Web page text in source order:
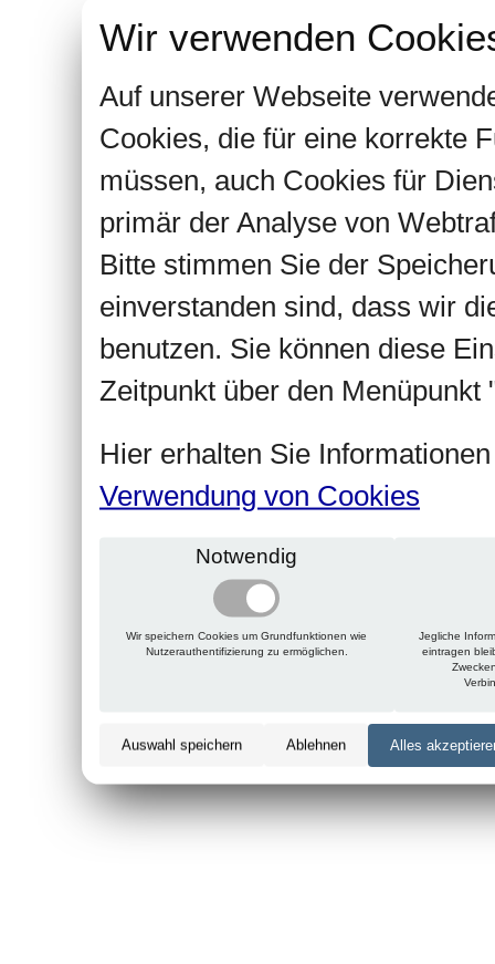
Wir verwenden
Auf unserer Webseite
Cookies, die für eine korrekte
müssen, auch Cookies für
primär der Analyse von
Bitte stimmen Sie der
einverstanden sind, dass wir
benutzen. Sie können diese
Zeitpunkt über den Menüpunkt
Hier erhalten Sie
Verwendung von Cookies
Notwendig
Wir speichern Cookies um Grundfunktionen wie
Nutzerauthentifizierung zu ermöglichen.
Jegliche
eintragen
Auswahl speichern Ablehnen Alles